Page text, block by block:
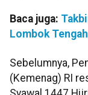
Baca juga:
Lombok Tengah
Sebelumnya,
(Kemenag) RI